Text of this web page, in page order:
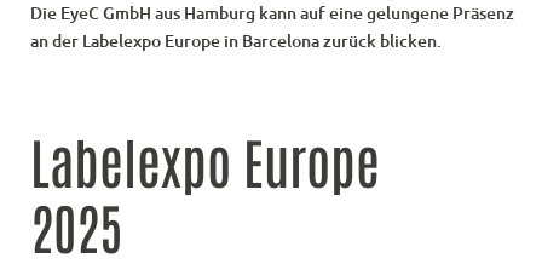
Die EyeC GmbH aus Hamburg kann auf eine gelungene Präsenz
an der Labelexpo Europe in Barcelona zurück blicken.
Labelexpo Europe
2025